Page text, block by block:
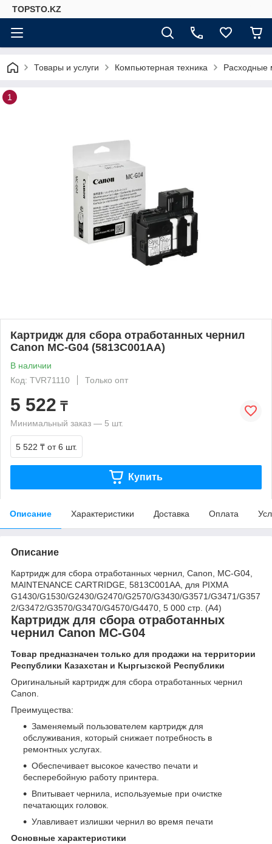
TOPSTO.KZ
Товары и услуги Компьютерная техника Расходные
1
Картридж для сбора отработанных чернил
Canon MC-G04 (5813C001AA)
В наличии
Код: TVR71110
Только опт
5 522 ₸
Минимальный заказ — 5 шт.
5 522 ₸ от 6 шт.
Купить
Описание Характеристики Доставка Оплата
Описание
Картридж для сбора отработанных чернил, Canon, MC-G04,
MAINTENANCE CARTRIDGE, 5813C001AA, для PIXMA
G1430/G1530/G2430/G2470/G2570/G3430/G3571/G3471/G357
2/G3472/G3570/G3470/G4570/G4470, 5 000 стр. (А4)
Картридж для сбора отработанных
чернил Canon MC-G04
Товар предназначен только для продажи на территории
Республики Казахстан и Кыргызской Республики
Оригинальный картридж для сбора отработанных чернил
Canon.
Преимущества:
Заменяемый пользователем картридж для
обслуживания, который снижает потребность в
ремонтных услугах.
Обеспечивает высокое качество печати и
бесперебойную работу принтера.
Впитывает чернила, используемые при очистке
печатающих головок.
Улавливает излишки чернил во время печати
Основные характеристики